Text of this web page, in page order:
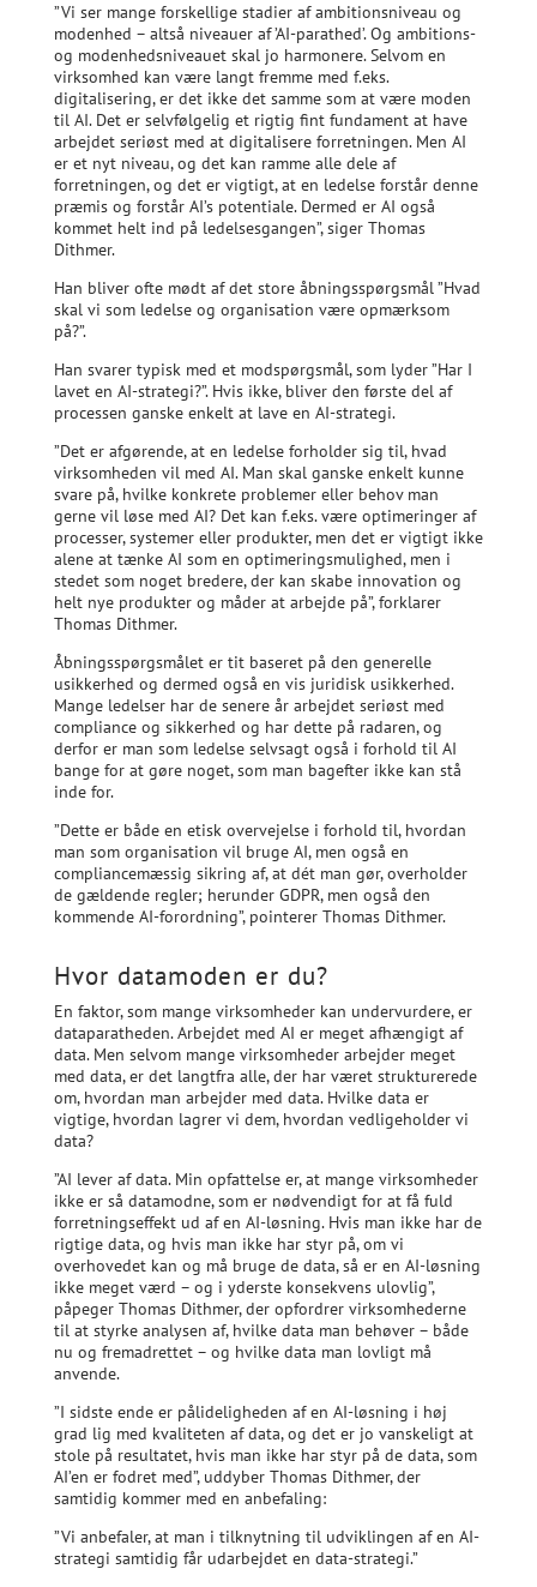
”Vi ser mange forskellige stadier af ambitionsniveau og
modenhed – altså niveauer af ’AI-parathed’. Og ambitions-
og modenhedsniveauet skal jo harmonere. Selvom en
virksomhed kan være langt fremme med f.eks.
digitalisering, er det ikke det samme som at være moden
til AI. Det er selvfølgelig et rigtig fint fundament at have
arbejdet seriøst med at digitalisere forretningen. Men AI
er et nyt niveau, og det kan ramme alle dele af
forretningen, og det er vigtigt, at en ledelse forstår denne
præmis og forstår AI’s potentiale. Dermed er AI også
kommet helt ind på ledelsesgangen”, siger Thomas
Dithmer.
Han bliver ofte mødt af det store åbningsspørgsmål ”Hvad
skal vi som ledelse og organisation være opmærksom
på?”.
Han svarer typisk med et modspørgsmål, som lyder ”Har I
lavet en AI-strategi?”. Hvis ikke, bliver den første del af
processen ganske enkelt at lave en AI-strategi.
”Det er afgørende, at en ledelse forholder sig til, hvad
virksomheden vil med AI. Man skal ganske enkelt kunne
svare på, hvilke konkrete problemer eller behov man
gerne vil løse med AI? Det kan f.eks. være optimeringer af
processer, systemer eller produkter, men det er vigtigt ikke
alene at tænke AI som en optimeringsmulighed, men i
stedet som noget bredere, der kan skabe innovation og
helt nye produkter og måder at arbejde på”, forklarer
Thomas Dithmer.
Åbningsspørgsmålet er tit baseret på den generelle
usikkerhed og dermed også en vis juridisk usikkerhed.
Mange ledelser har de senere år arbejdet seriøst med
compliance og sikkerhed og har dette på radaren, og
derfor er man som ledelse selvsagt også i forhold til AI
bange for at gøre noget, som man bagefter ikke kan stå
inde for.
”Dette er både en etisk overvejelse i forhold til, hvordan
man som organisation vil bruge AI, men også en
compliancemæssig sikring af, at dét man gør, overholder
de gældende regler; herunder GDPR, men også den
kommende AI-forordning”, pointerer Thomas Dithmer.
Hvor datamoden er du?
En faktor, som mange virksomheder kan undervurdere, er
dataparatheden. Arbejdet med AI er meget afhængigt af
data. Men selvom mange virksomheder arbejder meget
med data, er det langtfra alle, der har været strukturerede
om, hvordan man arbejder med data. Hvilke data er
vigtige, hvordan lagrer vi dem, hvordan vedligeholder vi
data?
”AI lever af data. Min opfattelse er, at mange virksomheder
ikke er så datamodne, som er nødvendigt for at få fuld
forretningseffekt ud af en AI-løsning. Hvis man ikke har de
rigtige data, og hvis man ikke har styr på, om vi
overhovedet kan og må bruge de data, så er en AI-løsning
ikke meget værd – og i yderste konsekvens ulovlig”,
påpeger Thomas Dithmer, der opfordrer virksomhederne
til at styrke analysen af, hvilke data man behøver – både
nu og fremadrettet – og hvilke data man lovligt må
anvende.
”I sidste ende er pålideligheden af en AI-løsning i høj
grad lig med kvaliteten af data, og det er jo vanskeligt at
stole på resultatet, hvis man ikke har styr på de data, som
AI’en er fodret med”, uddyber Thomas Dithmer, der
samtidig kommer med en anbefaling:
”Vi anbefaler, at man i tilknytning til udviklingen af en AI-
strategi samtidig får udarbejdet en data-strategi.”